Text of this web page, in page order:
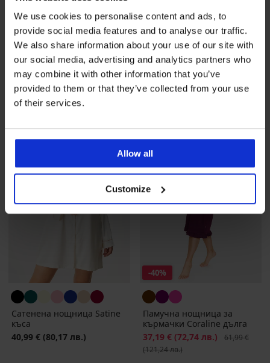
We use cookies to personalise content and ads, to
provide social media features and to analyse our traffic.
We also share information about your use of our site with
our social media, advertising and analytics partners who
may combine it with other information that you’ve
provided to them or that they’ve collected from your use
of their services.
Allow all
Customize
PREMIUM
Памучна нощница BOSS
Sleepshirt къса
(68,43 лв.) Първоначална цена
69,99 €
(136,89 лв.)
PREMIUM
Нощница Ralph Lauren
Brushed Twill дълга
Намаление
57,49 €(112,44 лв.)
(224,90 лв.)
Сатенена нощница Satinе
къса
40,99 € (80,17 лв.)
-40%
Памучна нощница за
кърмачки Coraline дълга
Намаление
37,19 € (72,74 лв.)
61,99 €
(121,24 лв.)